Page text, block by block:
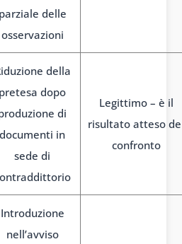
parziale delle
osservazioni
della
pretesa dopo
di
documenti in
sede di
Legittimo – è il
risultato atteso
confronto
Introduzione
nell’avviso